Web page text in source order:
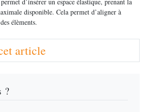
disponible. Cela permet d’aligner à
élèments.
article
?